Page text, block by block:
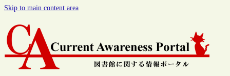
Skip to main content area